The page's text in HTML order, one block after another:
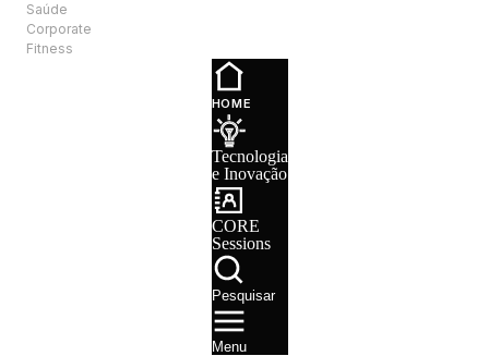
Saúde
Corporate
Fitness
HOME
Tecnologia
e Inovação
CORE
Sessions
Pesquisar
Menu